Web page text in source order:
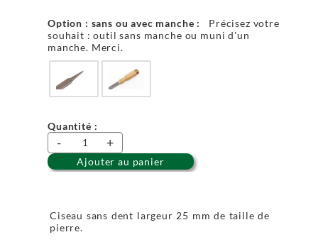
Option : sans ou avec manche :
Précisez votre
souhait : outil sans manche ou muni d'un
manche. Merci.
Quantité :
- +
Ajouter au panier
Ciseau sans dent largeur 25 mm de taille de
pierre.